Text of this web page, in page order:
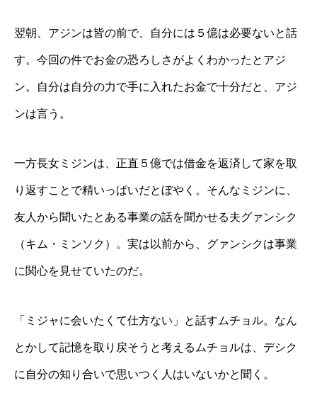
翌朝、アジンは皆の前で、自分には５億は必要ないと話
す。今回の件でお金の恐ろしさがよくわかったとアジ
ン。自分は自分の力で手に入れたお金で十分だと、アジ
ンは言う。
一方長女ミジンは、正直５億では借金を返済して家を取
り返すことで精いっぱいだとぼやく。そんなミジンに、
友人から聞いたとある事業の話を聞かせる夫グァンシク
（キム・ミンソク）。実は以前から、グァンシクは事業
に関心を見せていたのだ。
「ミジャに会いたくて仕方ない」と話すムチョル。なん
とかして記憶を取り戻そうと考えるムチョルは、デシク
に自分の知り合いで思いつく人はいないかと聞く。